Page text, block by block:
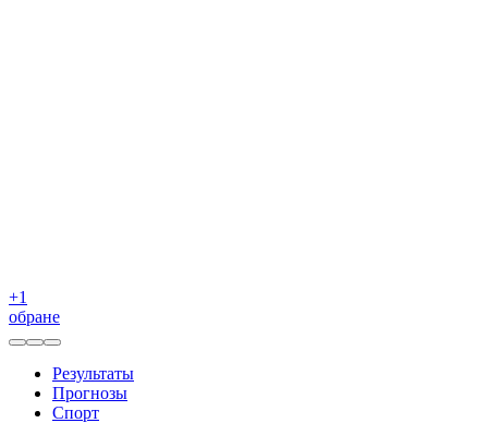
+1
обране
Результаты
Прогнозы
Спорт